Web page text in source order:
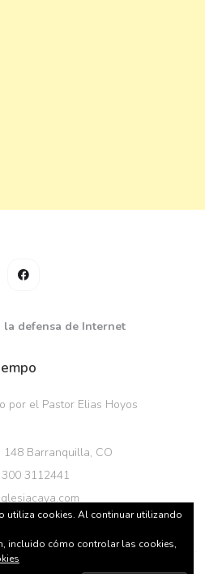
por el Pastor Elias Hoyos
Barranquilla, CO
3112441
your
Cookie Policy
utiliza cookies. Al continuar utilizando
incluido cómo controlar las cookies,